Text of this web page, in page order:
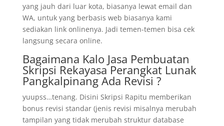
yang jauh dari luar kota, biasanya lewat email dan
WA, untuk yang berbasis web biasanya kami
sediakan link onlinenya. Jadi temen-temen bisa cek
langsung secara online.
Bagaimana Kalo Jasa Pembuatan
Skripsi Rekayasa Perangkat Lunak
Pangkalpinang Ada Revisi ?
yuupss…tenang. Disini Skripsi Rapitu memberikan
bonus revisi standar (jenis revisi misalnya merubah
tampilan yang tidak merubah struktur database